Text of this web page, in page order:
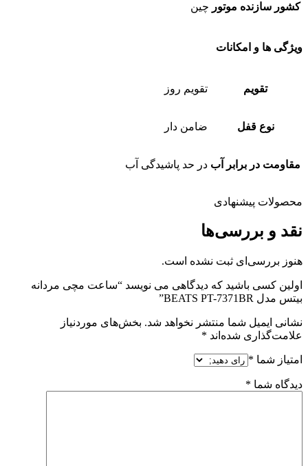
کشور سازنده موتور چین
ویژگی ها و امکانات
تقویم تقویم روز
نوع قفل ضامن دار
مقاومت در برابر آب در حد پاشیدگی آب
محصولات پیشنهادی
نقد و بررسی‌ها
هنوز بررسی‌ای ثبت نشده است.
اولین کسی باشید که دیدگاهی می نویسد “ساعت مچی مردانه
بیتس مدل BEATS PT-7371BR”
نشانی ایمیل شما منتشر نخواهد شد. بخش‌های موردنیاز
علامت‌گذاری شده‌اند *
امتیاز شما *
دیدگاه شما *